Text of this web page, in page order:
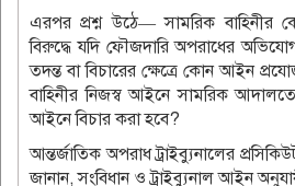
এরপর প্রশ্ন উঠে— সামরিক বাহিনীর
বিরুদ্ধে যদি ফৌজদারি অপরাধের
তদন্ত বা বিচারের ক্ষেত্রে কোন আইন
বাহিনীর নিজস্ব আইনে সামরিক
আইনে বিচার করা হবে?
আন্তর্জাতিক অপরাধ ট্রাইব্যুনালের
জানান, সংবিধান ও ট্রাইব্যুনাল আইন